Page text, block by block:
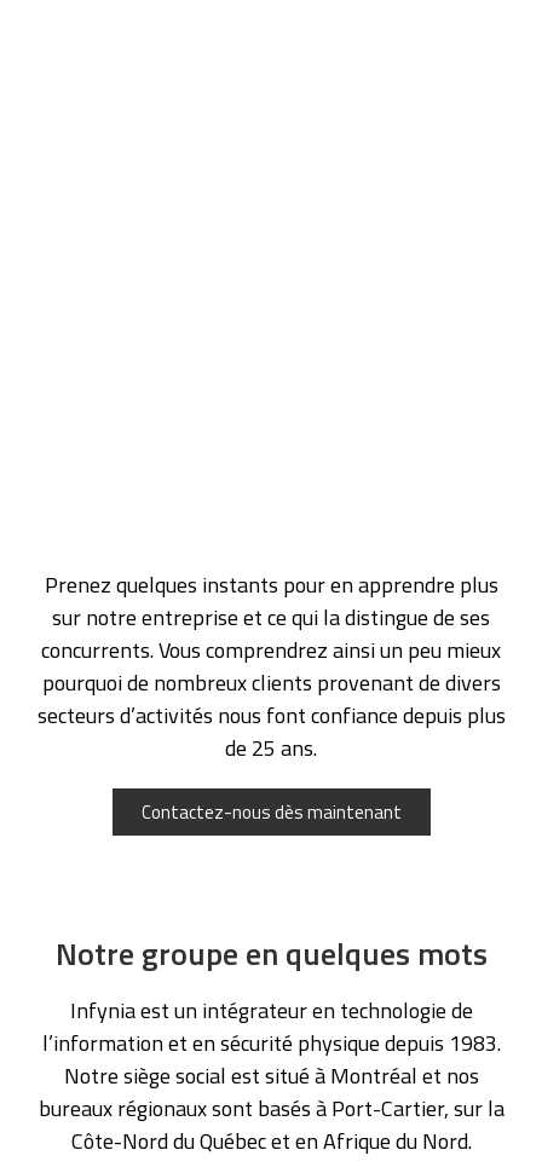
Prenez quelques instants pour en apprendre plus
sur notre entreprise et ce qui la distingue de ses
concurrents. Vous comprendrez ainsi un peu mieux
pourquoi de nombreux clients provenant de divers
secteurs d’activités nous font confiance depuis plus
de 25 ans.
Contactez-nous dès maintenant
Notre groupe en quelques mots
Infynia est un intégrateur en technologie de
l’information et en sécurité physique depuis 1983.
Notre siège social est situé à Montréal et nos
bureaux régionaux sont basés à Port-Cartier, sur la
Côte-Nord du Québec et en Afrique du Nord.